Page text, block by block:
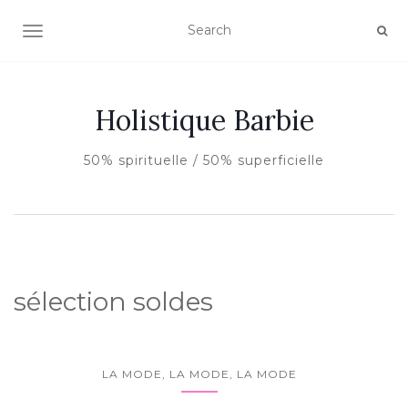
AFFICHER/MASQUER LA NAVIGATION
Holistique Barbie
50% spirituelle / 50% superficielle
sélection soldes
LA MODE, LA MODE, LA MODE